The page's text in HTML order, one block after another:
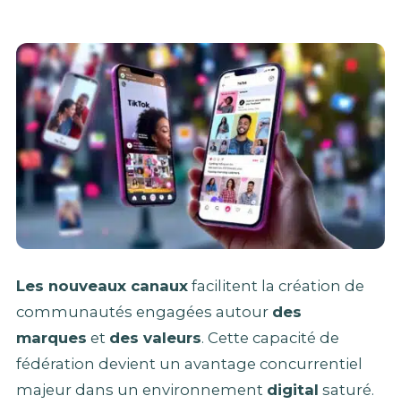
Les nouveaux canaux facilitent la création de
communautés engagées autour des
marques et des valeurs. Cette capacité de
fédération devient un avantage concurrentiel
majeur dans un environnement digital saturé.